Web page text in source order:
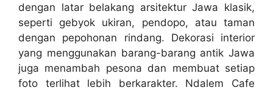
dengan latar belakang arsitektur Jawa klasik,
seperti gebyok ukiran, pendopo, atau taman
dengan pepohonan rindang. Dekorasi interior
yang menggunakan barang-barang antik Jawa
juga menambah pesona dan membuat setiap
foto terlihat lebih berkarakter. Ndalem Cafe